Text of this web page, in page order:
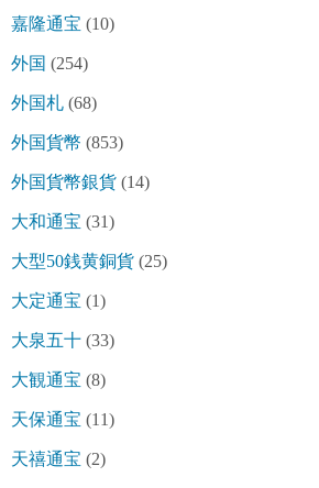
嘉隆通宝 (10)
外国 (254)
外国札 (68)
外国貨幣 (853)
外国貨幣銀貨 (14)
大和通宝 (31)
大型50銭黄銅貨 (25)
大定通宝 (1)
大泉五十 (33)
大観通宝 (8)
天保通宝 (11)
天禧通宝 (2)